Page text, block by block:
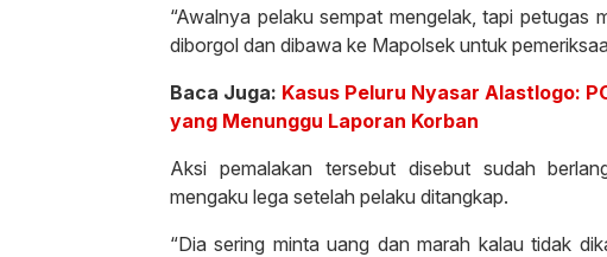
“Awalnya pelaku sempat mengelak, tapi petugas
diborgol dan dibawa ke Mapolsek untuk
Baca Juga: Kasus Peluru Nyasar Alastlogo:
yang Menunggu Laporan Korban
Aksi pemalakan tersebut disebut sudah
mengaku lega setelah pelaku ditangkap.
“Dia sering minta uang dan marah kalau tidak